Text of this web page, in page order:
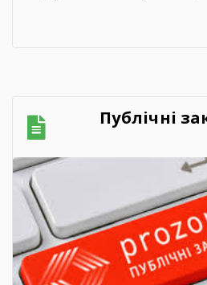
Цього дня ми офіційно
своєї мети. Урочиста подія
хвилини мовчання.
Публічні